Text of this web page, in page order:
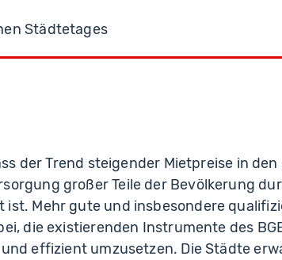
Städtetages
der Trend steigender Mietpreise in
großer Teile der Bevölkerung
Mehr gute und insbesondere
die existierenden Instrumente des
effizient umzusetzen. Die Städte